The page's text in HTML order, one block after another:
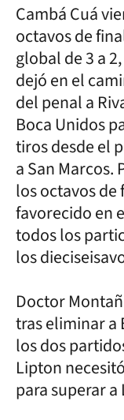
Cambá Cuá
octavos de
global de 3 a
dejó en el
del penal a
Boca Unidos
tiros desde el
a San Marcos.
los octavos de
favorecido en
todos los
los
Doctor
tras eliminar a
los dos
Lipton
para superar